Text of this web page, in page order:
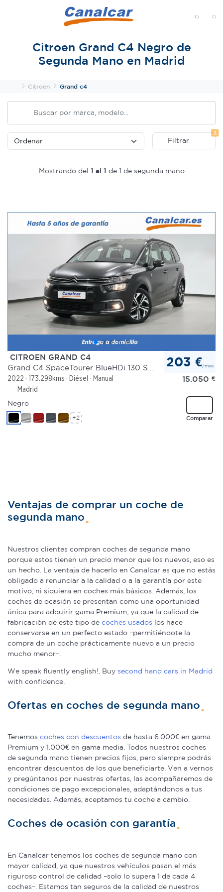
Citroen Grand C4 Negro de
Segunda Mano en Madrid
InicioCitroen Grand c4
Filtrar
3
Mostrando del 1 al 1 de 1 de segunda mano
CITROEN GRAND C4
2022 173.298kms Diésel
Manual
Madrid
203 €/mes
15.050 €
Comparar
Negro
+2
Ventajas de comprar un coche de
segunda mano
Nuestros clientes compran coches de segunda mano
porque estos tienen un precio menor que los nuevos, eso es
un hecho. La ventaja de hacerlo en Canalcar es que no estás
obligado a renunciar a la calidad o a la garantía por este
motivo, ni siquiera en coches más básicos. Además, los
coches de ocasión se presentan como una oportunidad
única para adquirir gama Premium, ya que la calidad de
fabricación de este tipo de coches usados los hace
conservarse en un perfecto estado –permitiéndote la
compra de un coche prácticamente nuevo a un precio
mucho menor–.
We speak fluently english!. Buy second hand cars in Madrid
with confidence.
Ofertas en coches de segunda mano
Tenemos coches con descuentos de hasta 6.000€ en gama
Premium y 1.000€ en gama media. Todos nuestros coches
de segunda mano tienen precios fijos, pero siempre podrás
encontrar descuentos de los que beneficiarte. Ven a vernos
y pregúntanos por nuestras ofertas, las acompañaremos de
condiciones de pago excepcionales, adaptándonos a tus
necesidades. Además, aceptamos tu coche a cambio.
Coches de ocasión con garantía
En Canalcar tenemos los coches de segunda mano con
mayor calidad, ya que nuestros vehículos pasan el más
riguroso control de calidad –solo lo supera 1 de cada 4
coches–. Estamos tan seguros de la calidad de nuestros